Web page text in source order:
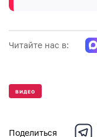
Читайте нас в:
ВИДЕО
Поделиться